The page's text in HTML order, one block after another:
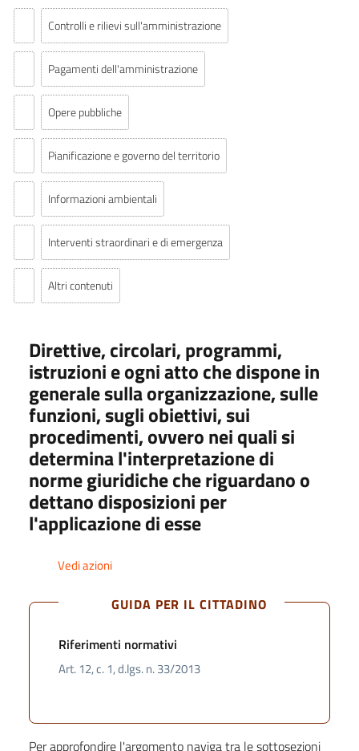
Controlli e rilievi sull'amministrazione
Pagamenti dell'amministrazione
Opere pubbliche
Pianificazione e governo del territorio
Informazioni ambientali
Interventi straordinari e di emergenza
Altri contenuti
Direttive, circolari, programmi,
istruzioni e ogni atto che dispone in
generale sulla organizzazione, sulle
funzioni, sugli obiettivi, sui
procedimenti, ovvero nei quali si
determina l'interpretazione di
norme giuridiche che riguardano o
dettano disposizioni per
l'applicazione di esse
Vedi azioni
GUIDA PER IL CITTADINO
Riferimenti normativi
Art. 12, c. 1, d.lgs. n. 33/2013
Per approfondire l'argomento naviga tra le sottosezioni